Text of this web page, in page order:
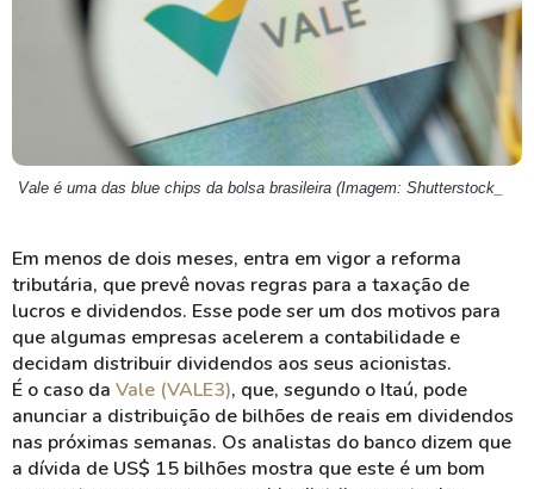
Vale é uma das blue chips da bolsa brasileira (Imagem: Shutterstock_
Em menos de dois meses, entra em vigor a reforma
tributária, que prevê novas regras para a taxação de
lucros e dividendos. Esse pode ser um dos motivos para
que algumas empresas acelerem a contabilidade e
decidam distribuir dividendos aos seus acionistas.
É o caso da Vale (VALE3), que, segundo o Itaú, pode
anunciar a distribuição de bilhões de reais em dividendos
nas próximas semanas. Os analistas do banco dizem que
a dívida de US$ 15 bilhões mostra que este é um bom